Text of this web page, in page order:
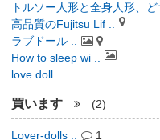
トルソー人形と全身人形、ど
高品質のFujitsu Lif ..
ラブドール ..
How to sleep wi ..
love doll ..
買います (2)
Lover-dolls .. 1